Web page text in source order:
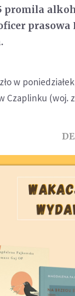
promila
prasowa
w
Czaplinku (woj.